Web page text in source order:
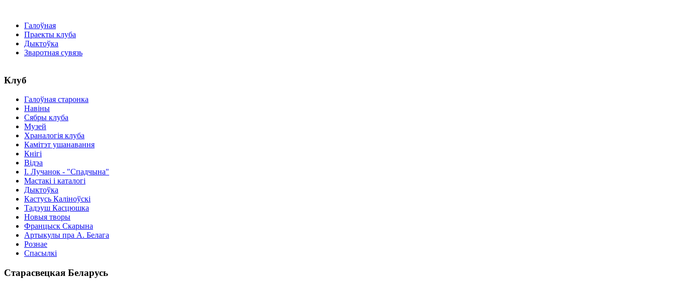
Галоўная
Праекты клуба
Дыктоўка
Зваротная сувязь
Клуб
Галоўная старонка
Навіны
Сябры клуба
Музей
Храналогія клуба
Камітэт ушанавання
Кнігі
Відэа
І. Лучанок - "Спадчына"
Мастакі i каталогi
Дыктоўка
Кастусь Каліноўскі
Тадэуш Касцюшка
Новыя творы
Францыск Скарына
Артыкулы пра А. Белага
Рознае
Спасылкі
Старасвецкая Беларусь